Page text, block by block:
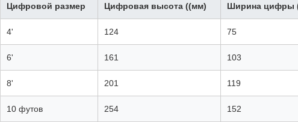
Цифровой размер Цифровая высота ((мм) Ширина цифры
4' 124 75
6' 161 103
8' 201 119
10 футов 254 152